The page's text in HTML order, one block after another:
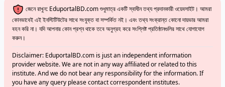
জেনে রাখুন: EduportalBD.com শুধুমাত্র একটি স্বাধীন তথ্য প্রদানকারী ওয়েবসাইট। আমরা
কোনভাবেই এই ইনস্টিটিউটের সাথে সংযুক্ত বা সম্পর্কিত নই। এবং তথ্য সংক্রান্ত কোনো দায়ভার আমরা
বহন করি না। যদি আপনার কোন প্রশ্ন থাকে তবে অনুগ্রহ করে সংশ্লিষ্ট প্রতিষ্ঠানগুলির সাথে যোগাযোগ
করুন।
Disclaimer: EduportalBD.com is just an independent information
provider website. We are not in any way affiliated or related to this
institute. And we do not bear any responsibility for the information. If
you have any query please contact correspondent institutes.